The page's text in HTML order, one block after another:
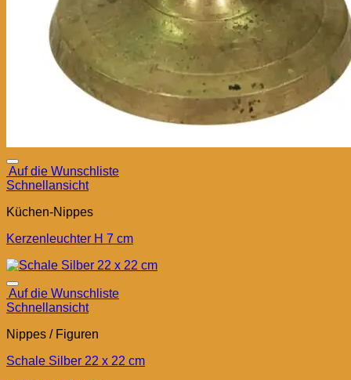
Auf die Wunschliste
Schnellansicht
Küchen-Nippes
Kerzenleuchter H 7 cm
Auf die Wunschliste
Schnellansicht
Nippes / Figuren
Schale Silber 22 x 22 cm